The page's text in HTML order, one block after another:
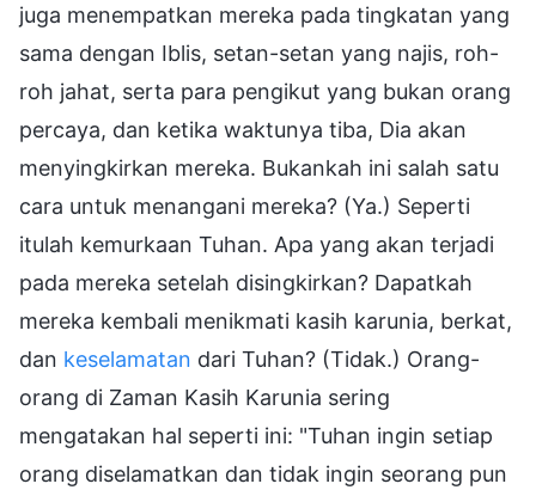
juga menempatkan mereka pada tingkatan yang
sama dengan Iblis, setan-setan yang najis, roh-
roh jahat, serta para pengikut yang bukan orang
percaya, dan ketika waktunya tiba, Dia akan
menyingkirkan mereka. Bukankah ini salah satu
cara untuk menangani mereka? (Ya.) Seperti
itulah kemurkaan Tuhan. Apa yang akan terjadi
pada mereka setelah disingkirkan? Dapatkah
mereka kembali menikmati kasih karunia, berkat,
dan keselamatan dari Tuhan? (Tidak.) Orang-
orang di Zaman Kasih Karunia sering
mengatakan hal seperti ini: "Tuhan ingin setiap
orang diselamatkan dan tidak ingin seorang pun